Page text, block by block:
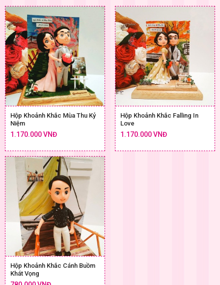
Hộp Khoảnh Khắc Mùa Thu Kỷ
Niệm
1.170.000 VNĐ
Hộp Khoảnh Khắc Falling In
Love
1.170.000 VNĐ
Hộp Khoảnh Khắc Cánh Buồm
Khát Vọng